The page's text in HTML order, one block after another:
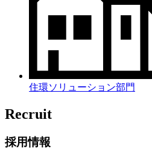
住環ソリューション部門
Recruit
採用情報